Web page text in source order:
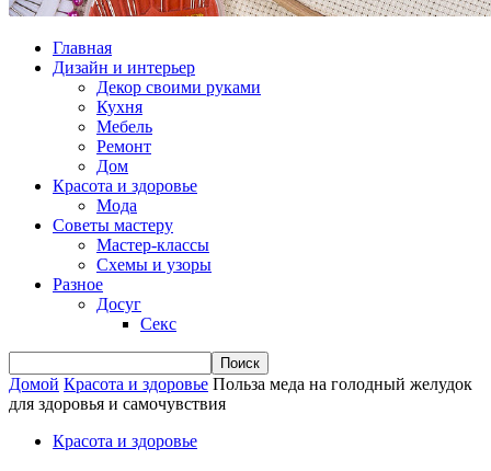
Главная
Дизайн и интерьер
Декор своими руками
Кухня
Мебель
Ремонт
Дом
Красота и здоровье
Мода
Советы мастеру
Мастер-классы
Схемы и узоры
Разное
Досуг
Секс
Домой Красота и здоровье Польза меда на голодный желудок
для здоровья и самочувствия
Красота и здоровье